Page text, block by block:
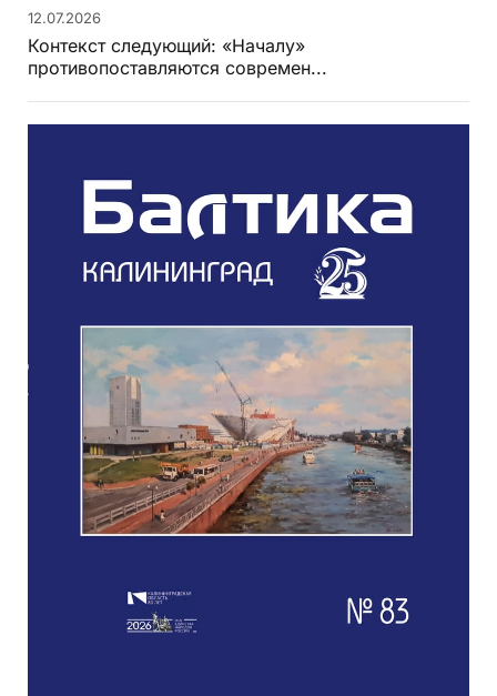
12.07.2026
Контекст следующий: «Началу»
противопоставляются современ...